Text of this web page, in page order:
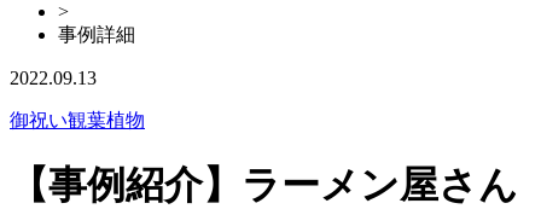
>
事例詳細
2022.09.13
御祝い観葉植物
【事例紹介】ラーメン屋さん